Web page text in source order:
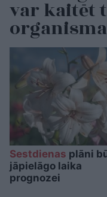
var kaitēt
Sestdienas plāni
jāpielāgo laika
prognozei